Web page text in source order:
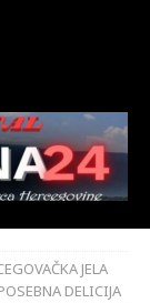
JELA
DELICIJA